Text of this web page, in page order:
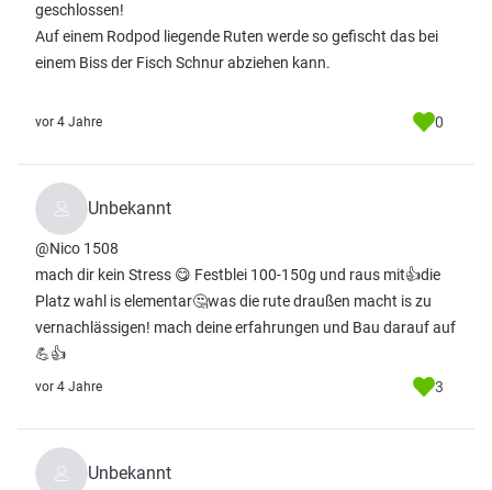
geschlossen!
Auf einem Rodpod liegende Ruten werde so gefischt das bei
einem Biss der Fisch Schnur abziehen kann.
vor 4 Jahre 0
Unbekannt
@Nico 1508
mach dir kein Stress 😋 Festblei 100-150g und raus mit👍die
Platz wahl is elementar🤔was die rute draußen macht is zu
vernachlässigen! mach deine erfahrungen und Bau darauf auf
💪👍
vor 4 Jahre 3
Unbekannt